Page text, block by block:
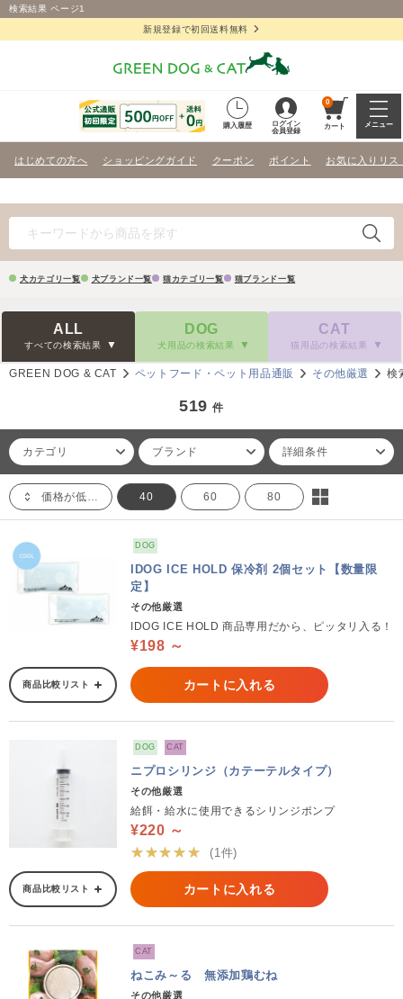
検索結果 ページ1
新規登録で初回送料無料
購入履歴
ログイン
会員登録
0
カート メニュー
はじめての方へ ショッピングガイド クーポン ポイント お気に入りリス
犬カテゴリ一覧 犬ブランド一覧 猫カテゴリ一覧 猫ブランド一覧
ALL
すべての検索結果
DOG
犬用品の検索結果
CAT
猫用品の検索結果
GREEN DOG & CAT ペットフード・ペット用品通販 その他厳選 検
519 件
カテゴリ ブランド 詳細条件
価格が低い順 40 60 80
DOG
IDOG ICE HOLD 保冷剤 2個セット【数量限
定】
その他厳選
IDOG ICE HOLD 商品専用だから、ピッタリ入る！
¥198 ～
商品比較リスト カートに入れる
DOG CAT
ニプロシリンジ（カテーテルタイプ）
その他厳選
給餌・給水に使用できるシリンジポンプ
¥220 ～
★★★★★
(1件)
商品比較リスト カートに入れる
CAT
ねこみ～る 無添加鶏むね
その他厳選